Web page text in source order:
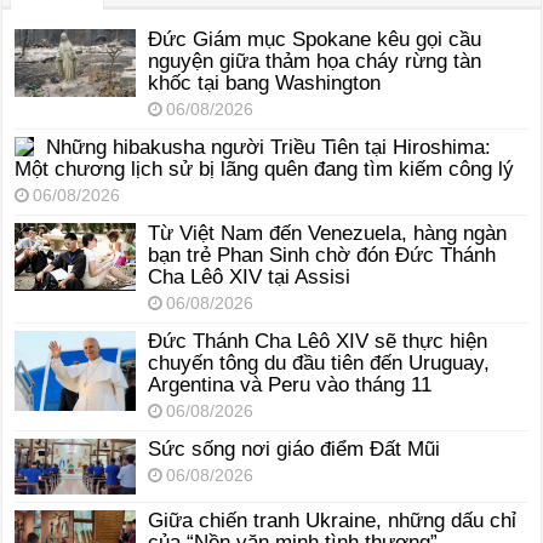
Đức Giám mục Spokane kêu gọi cầu
nguyện giữa thảm họa cháy rừng tàn
khốc tại bang Washington
06/08/2026
Những hibakusha người Triều Tiên tại Hiroshima:
Một chương lịch sử bị lãng quên đang tìm kiếm công lý
06/08/2026
Từ Việt Nam đến Venezuela, hàng ngàn
bạn trẻ Phan Sinh chờ đón Đức Thánh
Cha Lêô XIV tại Assisi
06/08/2026
Đức Thánh Cha Lêô XIV sẽ thực hiện
chuyến tông du đầu tiên đến Uruguay,
Argentina và Peru vào tháng 11
06/08/2026
Sức sống nơi giáo điểm Đất Mũi
06/08/2026
Giữa chiến tranh Ukraine, những dấu chỉ